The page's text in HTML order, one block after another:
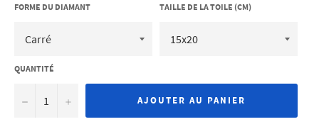
FORME DU DIAMANT TAILLE DE LA TOILE (CM)
QUANTITÉ
− + AJOUTER AU PANIER